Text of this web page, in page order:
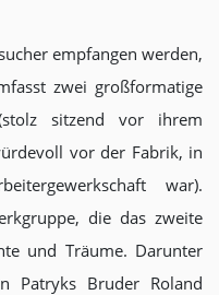
empfangen werden,
zwei großformatige
sitzend vor ihrem
vor der Fabrik, in
war).
die das zweite
und Träume. Darunter
Patryks Bruder Roland